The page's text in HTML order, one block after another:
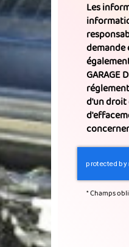
Les
demande
GARAGE
d'un droit
*Champs